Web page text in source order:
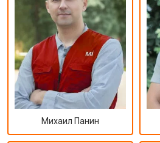
Михаил Панин